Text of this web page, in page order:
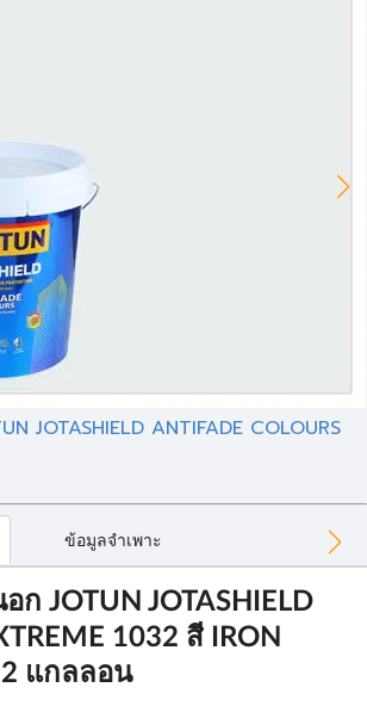
JOTASHIELD ANTIFADE COLOURS
ข้อมูลจำเพาะ
ก JOTUN JOTASHIELD
1032 สี IRON
2 แกลลอน